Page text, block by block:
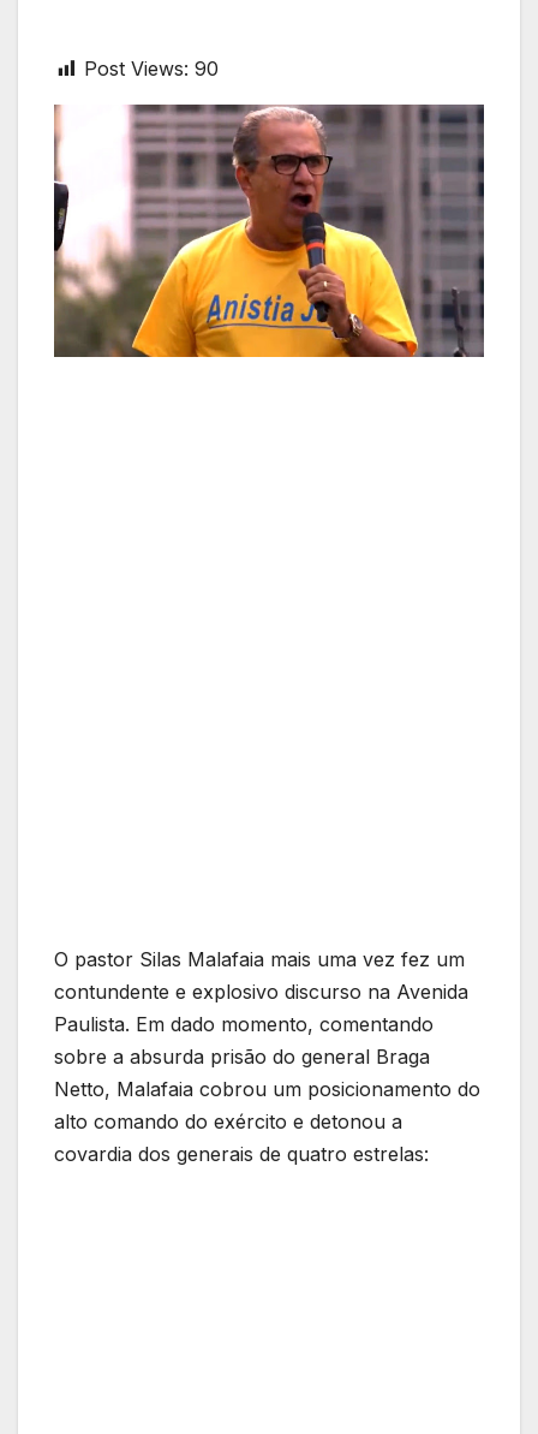
Post Views: 90
O pastor Silas Malafaia mais uma vez fez um
contundente e explosivo discurso na Avenida
Paulista. Em dado momento, comentando
sobre a absurda prisão do general Braga
Netto, Malafaia cobrou um posicionamento do
alto comando do exército e detonou a
covardia dos generais de quatro estrelas: